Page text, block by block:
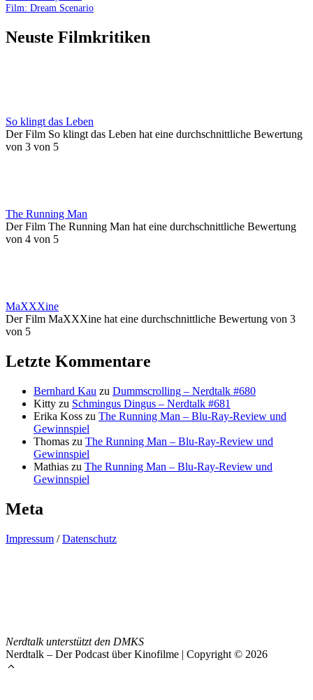
Film: Dream Scenario
Neuste Filmkritiken
So klingt das Leben
Der Film So klingt das Leben hat eine durchschnittliche Bewertung
von 3 von 5
The Running Man
Der Film The Running Man hat eine durchschnittliche Bewertung
von 4 von 5
MaXXXine
Der Film MaXXXine hat eine durchschnittliche Bewertung von 3
von 5
Letzte Kommentare
Bernhard Kau zu Dummscrolling – Nerdtalk #680
Kitty zu Schmingus Dingus – Nerdtalk #681
Erika Koss zu The Running Man – Blu-Ray-Review und
Gewinnspiel
Thomas zu The Running Man – Blu-Ray-Review und
Gewinnspiel
Mathias zu The Running Man – Blu-Ray-Review und
Gewinnspiel
Meta
Impressum /Datenschutz
Nerdtalk unterstützt den DMKS
Nerdtalk – Der Podcast über Kinofilme | Copyright © 2026